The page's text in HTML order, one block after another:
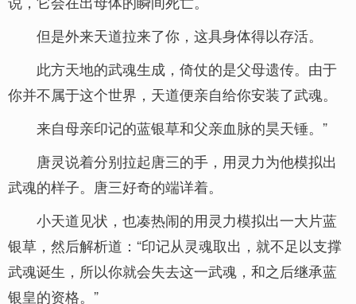
但是外来天道拉来了你，这具身体得以存活。
此方天地的武魂生成，倚仗的是父母遗传。由于
你并不属于这个世界，天道便亲自给你安装了武魂。
来自母亲印记的蓝银草和父亲血脉的昊天锤。”
唐灵说着分别拉起唐三的手，用灵力为他模拟出
武魂的样子。唐三好奇的端详着。
小天道见状，也凑热闹的用灵力模拟出一大片蓝
银草，然后解析道：“印记从灵魂取出，就不足以支撑
武魂诞生，所以你就会失去这一武魂，和之后继承蓝
银皇的资格。”